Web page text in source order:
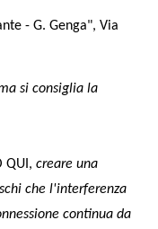
- G. Genga", Via
si consiglia la
QUI, creare una
che l'interferenza
continua da